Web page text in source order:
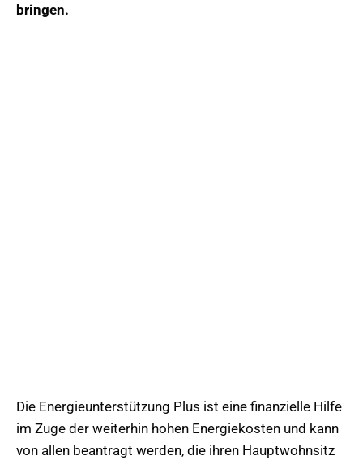
bringen.
Die Energieunterstützung Plus ist eine finanzielle Hilfe
im Zuge der weiterhin hohen Energiekosten und kann
von allen beantragt werden, die ihren Hauptwohnsitz